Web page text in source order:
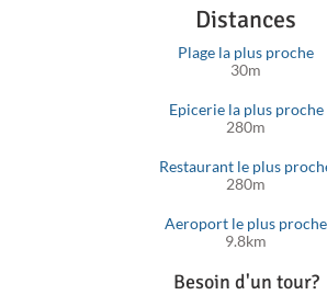
l'hôpital le plus proche est l'hôpital
Distances
Plage la plus proche
30m
Epicerie la plus proche
280m
Restaurant le plus
280m
Aeroport le plus proche
9.8km
Besoin d'un tour?